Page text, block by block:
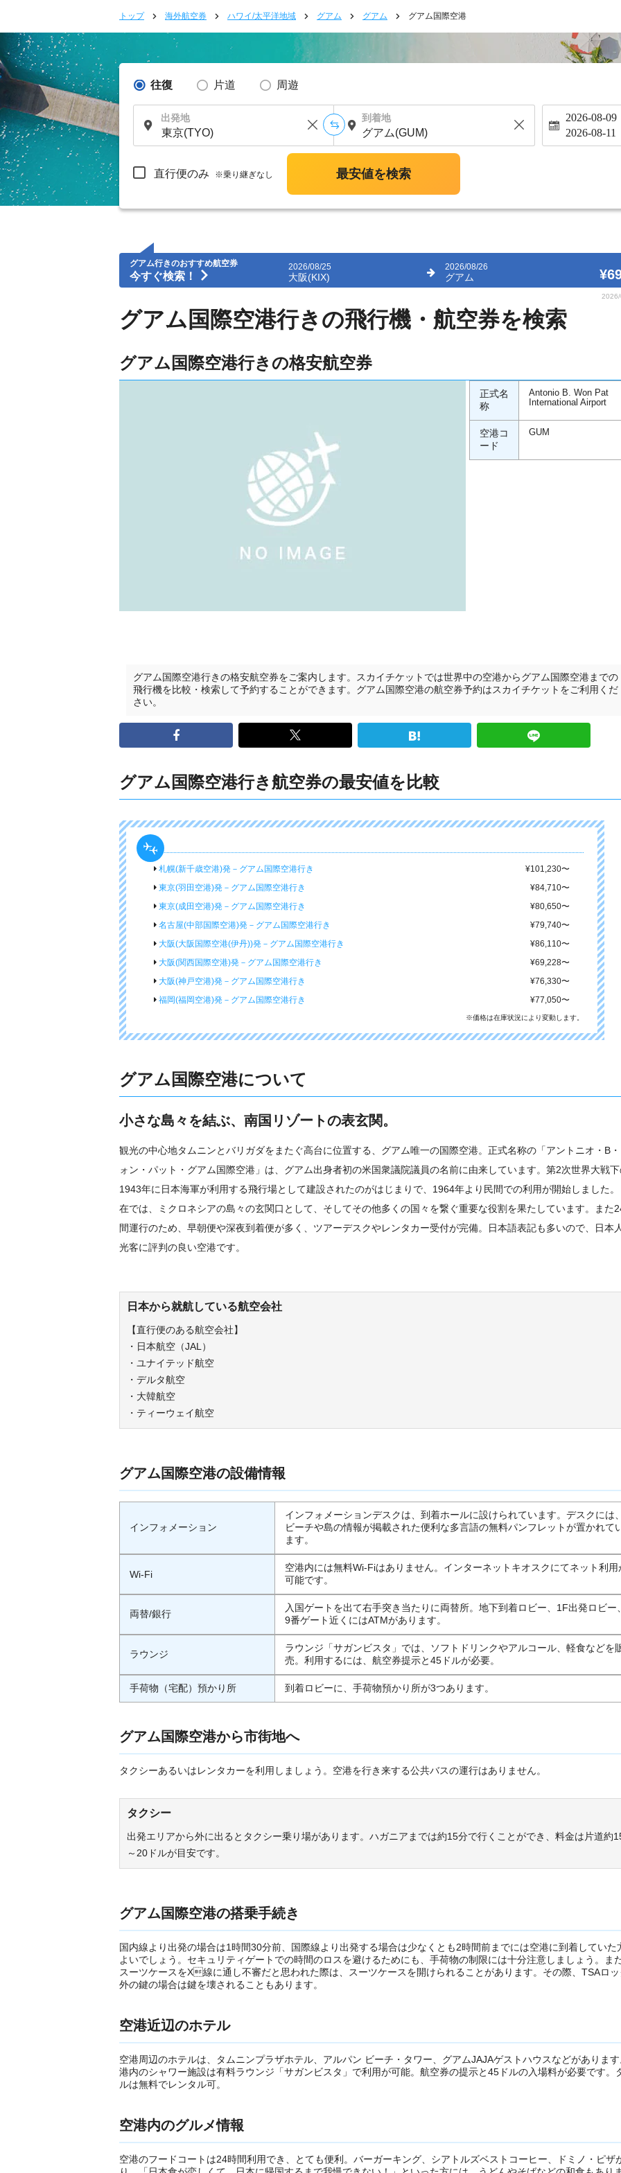
トップ 海外航空券 ハワイ/太平洋地域 グアム グアム グアム国際空港
往復 片道 周遊
出発地 到着地 2026-08-09
2026-08-11
直行便のみ ※乗り継ぎなし 最安値を検索
グアム行きのおすすめ航空券
今すぐ検索！
2026/08/25
大阪(KIX)
2026/08/26
グアム
グアム国際空港行きの飛行機・航空券を検索
グアム国際空港行きの格安航空券
正式名
称
Antonio B. Won Pat
International Airport
空港コ
ード
GUM
グアム国際空港行きの格安航空券をご案内します。スカイチケットでは世界中の空港からグアム国際空港までの
飛行機を比較・検索して予約することができます。グアム国際空港の航空券予約はスカイチケットをご利用くだ
さい。
グアム国際空港行き航空券の最安値を比較
札幌(新千歳空港)発－グアム国際空港行き ¥101,230〜
東京(羽田空港)発－グアム国際空港行き
¥84,710〜
東京(成田空港)発－グアム国際空港行き
¥80,650〜
名古屋(中部国際空港)発－グアム国際空港行き
¥79,740〜
大阪(大阪国際空港(伊丹))発－グアム国際空港行き
¥86,110〜
大阪(関西国際空港)発－グアム国際空港行き
¥69,228〜
大阪(神戸空港)発－グアム国際空港行き
¥76,330〜
福岡(福岡空港)発－グアム国際空港行き
¥77,050〜
※価格は在庫状況により変動します。
グアム国際空港について
小さな島々を結ぶ、南国リゾートの表玄関。
観光の中心地タムニンとバリガダをまたぐ高台に位置する、グアム唯一の国際空港。正式名称の「アントニオ・B・
ォン・パット・グアム国際空港」は、グアム出身者初の米国衆議院議員の名前に由来しています。第2次世界大戦
1943年に日本海軍が利用する飛行場として建設されたのがはじまりで、1964年より民間での利用が開始しました。
在では、ミクロネシアの島々の玄関口として、そしてその他多くの国々を繋ぐ重要な役割を果たしています。また
間運行のため、早朝便や深夜到着便が多く、ツアーデスクやレンタカー受付が完備。日本語表記も多いので、日本
光客に評判の良い空港です。
日本から就航している航空会社
【直行便のある航空会社】
・日本航空（JAL）
・ユナイテッド航空
・デルタ航空
・大韓航空
・ティーウェイ航空
グアム国際空港の設備情報
インフォメーション
インフォメーションデスクは、到着ホールに設けられています。デスクには、
ビーチや島の情報が掲載された便利な多言語の無料パンフレットが置かれて
ます。
Wi-Fi
空港内には無料Wi-Fiはありません。インターネットキオスクにてネット利用
可能です。
両替/銀行
入国ゲートを出て右手突き当たりに両替所。地下到着ロビー、1F出発ロビー、
9番ゲート近くにはATMがあります。
ラウンジ
ラウンジ「サガンビスタ」では、ソフトドリンクやアルコール、軽食などを
売。利用するには、航空券提示と45ドルが必要。
手荷物（宅配）預かり所 到着ロビーに、手荷物預かり所が3つあります。
グアム国際空港から市街地へ
タクシーあるいはレンタカーを利用しましょう。空港を行き来する公共バスの運行はありません。
タクシー
出発エリアから外に出るとタクシー乗り場があります。ハガニアまでは約15分で行くことができ、料金は片道約
～20ドルが目安です。
グアム国際空港の搭乗手続き
国内線より出発の場合は1時間30分前、国際線より出発する場合は少なくとも2時間前までには空港に到着していた
よいでしょう。セキュリティゲートでの時間のロスを避けるためにも、手荷物の制限には十分注意しましょう。また
スーツケースをX線に通し不審だと思われた際は、スーツケースを開けられることがあります。その際、TSAロッ
外の鍵の場合は鍵を壊されることもあります。
空港近辺のホテル
空港周辺のホテルは、タムニンプラザホテル、アルパン ビーチ・タワー、グアムJAJAゲストハウスなどがありま
港内のシャワー施設は有料ラウンジ「サガンビスタ」で利用が可能。航空券の提示と45ドルの入場料が必要です。
ルは無料でレンタル可。
空港内のグルメ情報
空港のフードコートは24時間利用でき、とても便利。バーガーキング、シアトルズベストコーヒー、ドミノ・ピザ